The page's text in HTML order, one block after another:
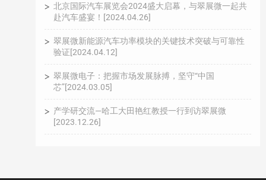
北京国际汽车展览会2024盛大启幕，与翠展微一起共
赴汽车盛宴！[2024.04.26]
翠展微新能源汽车功率模块的关键技术突破与可靠性
验证[2024.04.12]
翠展微电子：把握市场发展脉搏，坚守“中国
芯”[2024.03.05]
产学研交流—哈工大田艳红教授一行到访翠展微
[2023.12.26]